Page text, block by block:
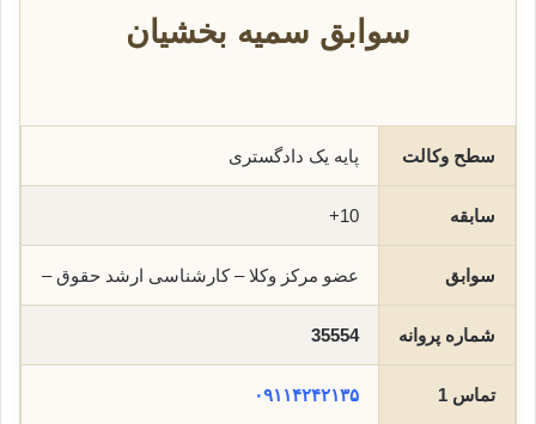
سوابق سمیه بخشیان
سطح وکالت پایه یک دادگستری
سابقه 10+
سوابق عضو مرکز وکلا – کارشناسی ارشد حقوق –
شماره پروانه 35554
تماس 1 ۰۹۱۱۴۲۴۲۱۳۵